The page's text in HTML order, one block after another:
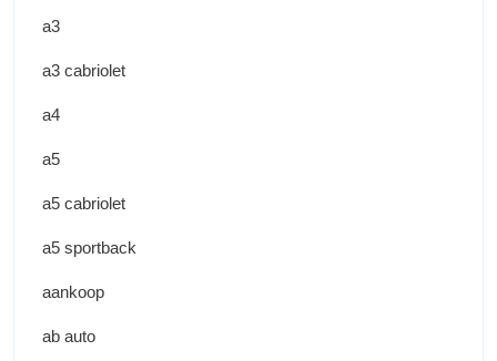
a3
a3 cabriolet
a4
a5
a5 cabriolet
a5 sportback
aankoop
ab auto